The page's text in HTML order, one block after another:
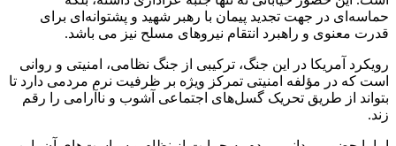
حماسه‌ای در جهت تجدید پیمان با رهبر شهید و پشتوانه‌ای برای
قدرت معنوی و راهبرد انتقام نیروهای مسلح نیز می باشد.
رویکرد آمریکا در این جنگ، ترکیبی از جنگ نظامی، امنیتی و روانی
است که در مؤلفه امنیتی تمرکز ویژه بر ظرفیت نرم مردمی دارد تا
بتواند از طریق تحریک گسل‌های اجتماعی آشوب و ناآرامی را رقم
زند.